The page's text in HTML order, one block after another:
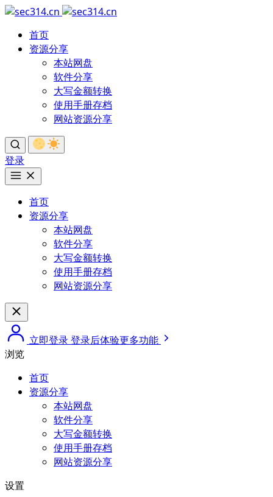
首页
资源分享
本站网盘
软件分享
大写金额转换
使用手册存档
网站资源分享
登录
首页
资源分享
本站网盘
软件分享
大写金额转换
使用手册存档
网站资源分享
立即登录登录后体验更多功能
浏览
首页
资源分享
本站网盘
软件分享
大写金额转换
使用手册存档
网站资源分享
设置